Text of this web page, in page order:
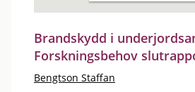
Brandskydd i
Forskningsbehov
Bengtson Staffan